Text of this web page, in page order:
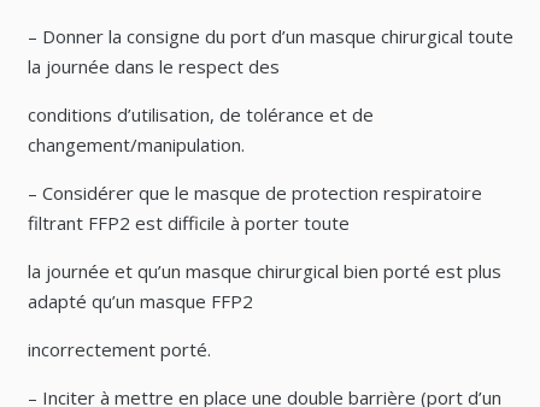
– Donner la consigne du port d’un masque chirurgical toute
la journée dans le respect des
conditions d’utilisation, de tolérance et de
changement/manipulation.
– Considérer que le masque de protection respiratoire
filtrant FFP2 est difficile à porter toute
la journée et qu’un masque chirurgical bien porté est plus
adapté qu’un masque FFP2
incorrectement porté.
– Inciter à mettre en place une double barrière (port d’un